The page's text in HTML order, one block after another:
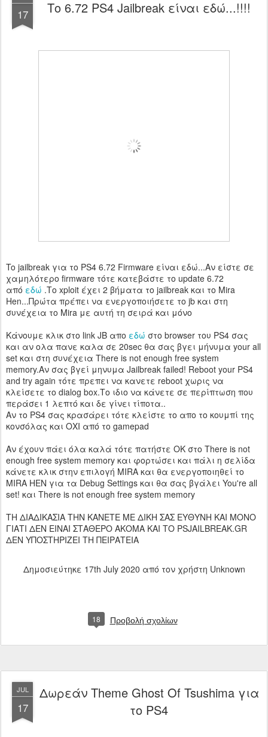
17 Το 6.72 PS4 Jailbreak είναι εδώ...!!!!
To jailbreak για το PS4 6.72 Firmware είναι εδώ...Αν είστε σε
χαμηλότερο firmware τότε κατεβάστε το update 6.72
από εδώ .Το xploit έχει 2 βήματα το jailbreak και το Mira
Hen...Πρώτα πρέπει να ενεργοποιήσετε το jb και στη
συνέχεια το Mira με αυτή τη σειρά και μόνο
Κάνουμε κλικ στο link JB απο εδώ στο browser του PS4 σας
και αν ολα πανε καλα σε 20sec θα σας βγει μήνυμα your all
set και στη συνέχεια There is not enough free system
memory.Αν σας βγεί μηνυμα Jailbreak failed! Reboot your PS4
and try again τότε πρεπει να κανετε reboot χωρις να
κλείσετε το dialog box.Το ιδιο να κάνετε σε περίπτωση που
περάσει 1 λεπτό και δε γίνει τίποτα..
Αν το PS4 σας κρασάρει τότε κλείστε το απο το κουμπί της
κονσόλας και ΟΧΙ από το gamepad
Αν έχουν πάει όλα καλά τότε πατήστε ΟΚ στο There is not
enough free system memory και φορτώσει και πάλι η σελίδα
κάνετε κλικ στην επιλογή MIRA και θα ενεργοποιηθεί το
MIRA HEN για τα Debug Settings και θα σας βγάλει You're all
set! και There is not enough free system memory
ΤΗ ΔΙΑΔΙΚΑΣΙΑ ΤΗΝ ΚΑΝΕΤΕ ΜΕ ΔΙΚΗ ΣΑΣ ΕΥΘΥΝΗ ΚΑΙ ΜΟΝΟ
ΓΙΑΤΙ ΔΕΝ ΕΙΝΑΙ ΣΤΑΘΕΡΟ ΑΚΟΜΑ ΚΑΙ ΤΟ PSJAILBREAK.GR
ΔΕΝ ΥΠΟΣΤΗΡΙΖΕΙ ΤΗ ΠΕΙΡΑΤΕΙΑ
Δημοσιεύτηκε 17th July 2020 από τον χρήστη Unknown
18 Προβολή σχολίων
JUL
17
Δωρεάν Theme Ghost Of Tsushima για
το PS4